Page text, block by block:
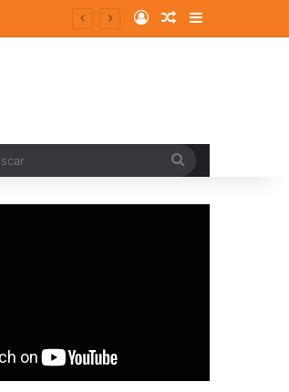
Log InRandom Article
Sidebar